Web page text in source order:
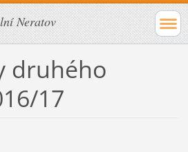
Neratov
druhého
17